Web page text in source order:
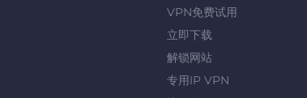
VPN免费试用
立即下载
解锁网站
专用IP VPN